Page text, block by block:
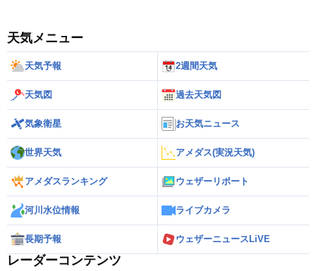
天気メニュー
天気予報 2週間天気
天気図 過去天気図
気象衛星 お天気ニュース
世界天気 アメダス(実況天気)
アメダスランキング ウェザーリポート
河川水位情報 ライブカメラ
長期予報 ウェザーニュースLiVE
レーダーコンテンツ